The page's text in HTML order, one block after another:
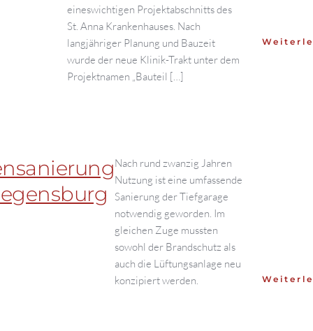
eineswichtigen Projektabschnitts des
St. Anna Krankenhauses. Nach
langjähriger Planung und Bauzeit
wurde der neue Klinik-Trakt unter dem
Projektnamen „Bauteil […]
Nach rund zwanzig Jahren
Nutzung ist eine umfassende
Sanierung der Tiefgarage
notwendig geworden. Im
gleichen Zuge mussten
sowohl der Brandschutz als
auch die Lüftungsanlage neu
konzipiert werden.